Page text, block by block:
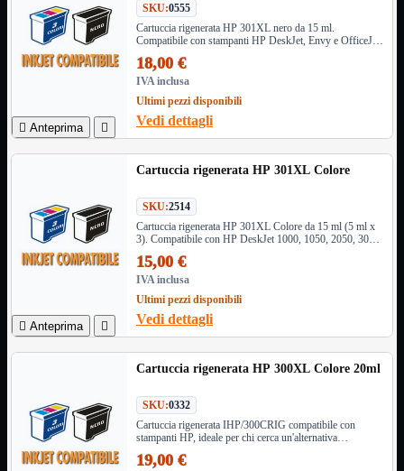
Router
3G WiFi
4G WiFi
ADSL2 WiFi
Cablati
WiFi
Ripetitore WiFi
PCI
PCI-Express
Switch Rete
10/100/1000Mps
10Gbit
CaviMostra tutti i prodotti
Alimentazione 
Display Port
DVI
HDMI
HDMI Switch
KVM
Prolunga
 Anteprima 
SKU:0555
Cartuccia rigenerata HP 301XL nero da 15 ml.
Compatibile con stampanti HP DeskJet, Envy e OfficeJet.
18,00 €
IVA inclusa
Ultimi pezzi disponibili
Vedi dettagli
 Anteprima 
Cartuccia rigenerata HP 301XL Colore
SKU:2514
Cartuccia rigenerata HP 301XL Colore da 15 ml (5 ml x
3). Compatibile con HP DeskJet 1000, 1050, 2050, 3050,
risparmio
15,00 €
IVA inclusa
Ultimi pezzi disponibili
Vedi dettagli
Cartuccia rigenerata HP 300XL Colore 20ml
SKU:0332
Cartuccia rigenerata IHP/300CRIG compatibile con
stampanti HP, ideale per chi cerca un'alternativa
e prestazioni ottimali.
19,00 €